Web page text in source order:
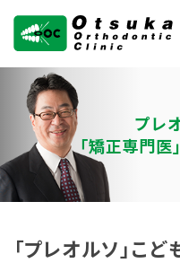
大塚矯正歯科クリニ
ック
プレ
「矯正専門
「プレオルソ」